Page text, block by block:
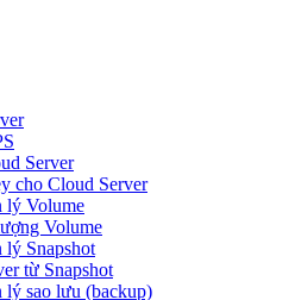
Server
cho Cloud Server
lý Volume
Volume
lý Snapshot
từ Snapshot
lý sao lưu (backup)